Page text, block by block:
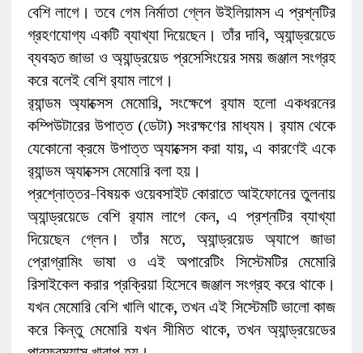
বেশি লাগে। তবে গেম নির্মাতা গ্লেন উইলিয়ামস এ প্রশ্নটির
গ্রহণযোগ্য একটি ব্যাখ্যা দিয়েছেন। তাঁর দাবি, অ্যান্ড্রয়েডে
ব্যবহৃত জাভা ও অ্যান্ড্রয়েড প্রসেসিংয়ের সময় জঞ্জাল সংগ্রহ
করে বলেই বেশি র‌্যাম লাগে।
র‌্যান্ডম অ্যাক্সেস মেমোরি, সংক্ষেপে র‌্যাম হলো একধরনের
কম্পিউটারের উপাত্ত (ডেটা) সংরক্ষণের মাধ্যম। র‌্যাম থেকে
যেকোনো ক্রমে উপাত্ত অ্যাক্সেস করা যায়, এ কারণেই একে
র‌্যান্ডম অ্যাক্সেস মেমোরি বলা হয়।
প্রশ্নোত্তর-বিষয়ক ওয়েবসাইট কোরাতে আইফোনের তুলনায়
অ্যান্ড্রয়েডে বেশি র‌্যাম লাগে কেন, এ প্রশ্নটির ব্যাখ্যা
দিয়েছেন গ্লেন। তাঁর মতে, অ্যান্ড্রয়েড অ্যাপে জাভা
প্রোগ্রামিং ভাষা ও এই অপারেটিং সিস্টেমটির মেমোরি
রিসাইকেল করার প্রক্রিয়া হিসেবে জঞ্জাল সংগ্রহ করে থাকে।
যখন মেমোরি বেশি খালি থাকে, তখন এই সিস্টেমটি ভালো কাজ
করে কিন্তু মেমোরি যখন সীমিত থাকে, তখন অ্যান্ড্রয়েডের